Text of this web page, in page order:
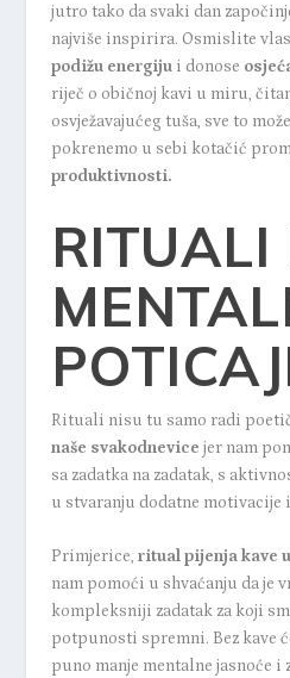
jutro tako da svaki dan
najviše inspirira. Osmislite
podižu energijui donose
riječ o običnoj kavi u miru,
osvježavajućeg tuša, sve to
pokrenemo u sebi kotačić
produktivnosti.
RITUALI
Rituali nisu tu samo radi
naše svakodnevice jer nam
sa zadatka na zadatak, s
u stvaranju dodatne motivacije i
Primjerice, ritual pijenja kave
nam pomoći u shvaćanju da je
kompleksniji zadatak za koji
potpunosti spremni. Bez kave
puno manje mentalne jasnoće i